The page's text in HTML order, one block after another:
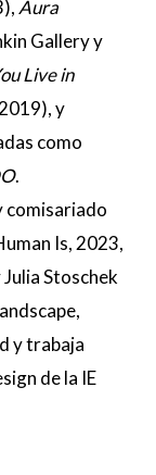
Aura
Gallery y
Live in
y
como
.
comisariado
Is, 2023,
Stoschek
y trabaja
de la IE